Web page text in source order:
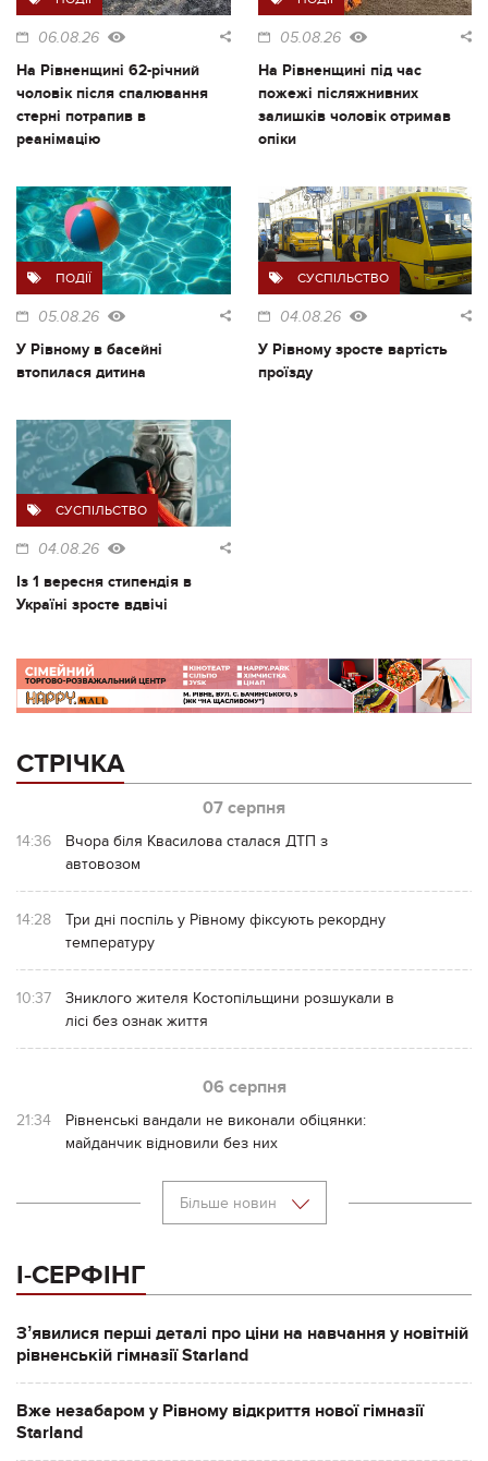
06.08.26
На Рівненщині 62-річний
чоловік після спалювання
стерні потрапив в
реанімацію
05.08.26
На Рівненщині під час
пожежі післяжнивних
залишків чоловік отримав
опіки
ПОДІЇ
05.08.26
У Рівному в басейні
втопилася дитина
СУСПІЛЬСТВО
04.08.26
У Рівному зросте вартість
проїзду
СУСПІЛЬСТВО
04.08.26
Із 1 вересня стипендія в
Україні зросте вдвічі
СТРІЧКА
07 серпня
14:36
Вчора біля Квасилова сталася ДТП з
автовозом
14:28
Три дні поспіль у Рівному фіксують рекордну
температуру
10:37
Зниклого жителя Костопільщини розшукали в
лісі без ознак життя
06 серпня
21:34
Рівненські вандали не виконали обіцянки:
майданчик відновили без них
Більше новин
І-СЕРФІНГ
Зʼявилися перші деталі про ціни на навчання у новітній
рівненській гімназії Starland
Вже незабаром у Рівному відкриття нової гімназії
Starland